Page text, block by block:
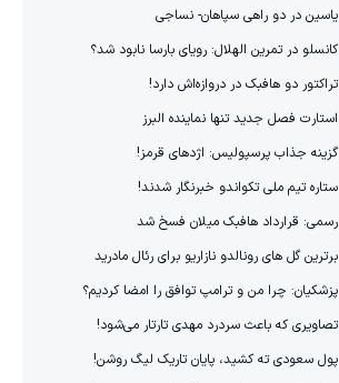
یاسین در دو راهی سپاهان- نساجی
کانسلو در تمرین الهلال: رویای بارسا نابود شد؟
تراکتور دو هافبک در دروازه‌اش دارد!
استارت فصل جدید تنها نماینده البرز
گزینه جذاب پرسپولیس: اژدهای قرمز!
ستاره تیم ملی تکواندو خبرنگار شدند!
رسمی: قرارداد هافبک میلان فسخ شد
برترین گل های رونالدو نازاریو برای رئال مادرید
پزشکیان: چرا من و ترامپ توافق را امضا کردیم؟
تصاویری که باعث سردرد مهدی تارتار می‌شود!
پول سعودی ته کشید، پایان تاریک لیگ روشن!